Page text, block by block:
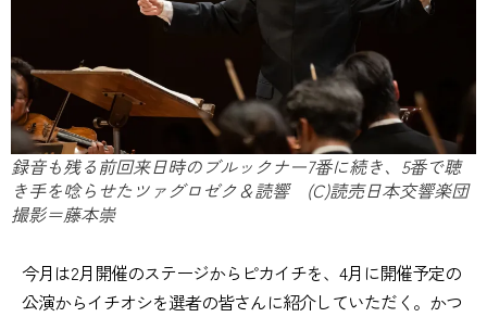
録音も残る前回来日時のブルックナー7番に続き、5番で聴
き手を唸らせたツァグロゼク＆読響 (C)読売日本交響楽団
撮影＝藤本崇
今月は2月開催のステージからピカイチを、4月に開催予定の
公演からイチオシを選者の皆さんに紹介していただく。かつ